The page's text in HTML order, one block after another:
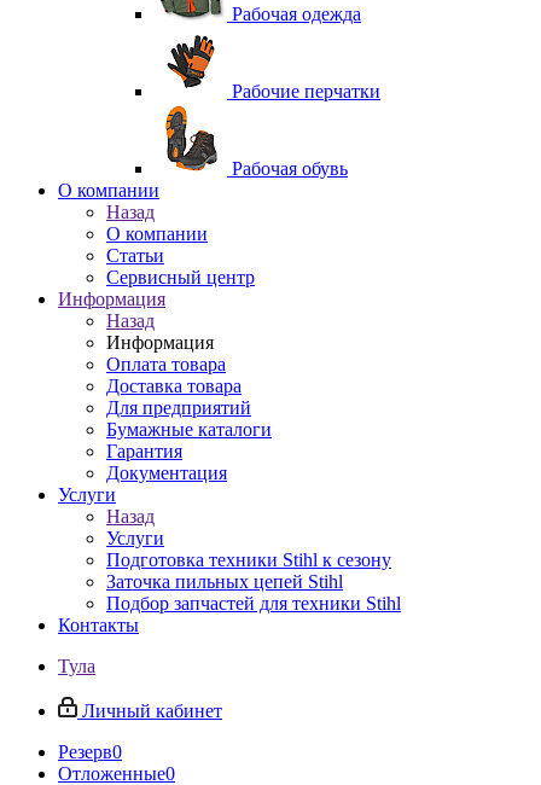
Рабочая одежда
Рабочие перчатки
Рабочая обувь
O компании
Назад
O компании
Статьи
Сервисный центр
Информация
Назад
Информация
Оплата товара
Доставка товара
Для предприятий
Бумажные каталоги
Гарантия
Документация
Услуги
Назад
Услуги
Подготовка техники Stihl к сезону
Заточка пильных цепей Stihl
Подбор запчастей для техники Stihl
Контакты
Тула
Личный кабинет
Резерв0
Отложенные0